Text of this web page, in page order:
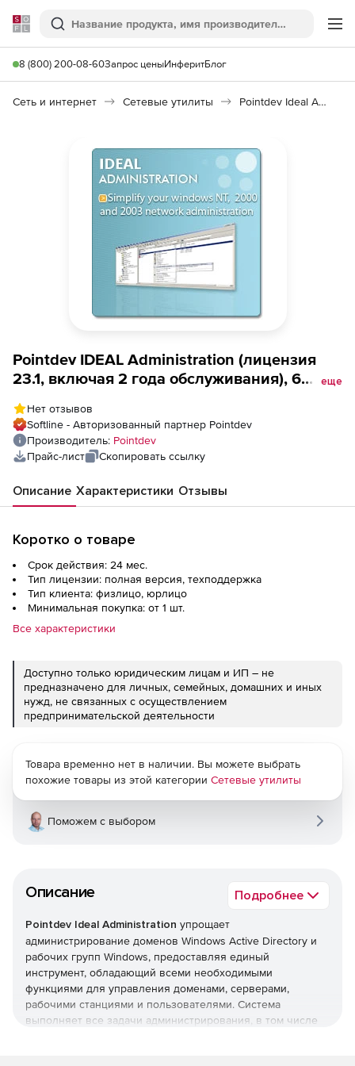
Softline
Поиск
8 (800) 200-08-60Запрос ценыИнферитБлог
Сеть и интернет Сетевые утилиты Pointdev Ideal Administration
Pointdev IDEAL Administration (лицензия
23.1, включая 2 года обслуживания), 6
еще
Нет отзывов
Softline - Авторизованный партнер Pointdev
Производитель: Pointdev
Прайс-лист
Скопировать ссылку
Описание Характеристики Отзывы
Коротко о товаре
Срок действия: 24 мес.
Тип лицензии: полная версия, техподдержка
Тип клиента: физлицо, юрлицо
Минимальная покупка: от 1 шт.
Все характеристики
Доступно только юридическим лицам и ИП – не
предназначено для личных, семейных, домашних и иных
нужд, не связанных с осуществлением
предпринимательской деятельности
Описание Подробнее
Pointdev Ideal Administration упрощает
администрирование доменов Windows Active Directory и
рабочих групп Windows, предоставляя единый
инструмент, обладающий всеми необходимыми
функциями для управления доменами, серверами,
рабочими станциями и пользователями. Система
выполняет все задачи администрирования, в том числе
Товара временно нет в наличии. Вы можете выбрать
похожие товары из этой категории Сетевые утилиты
Поможем с выбором